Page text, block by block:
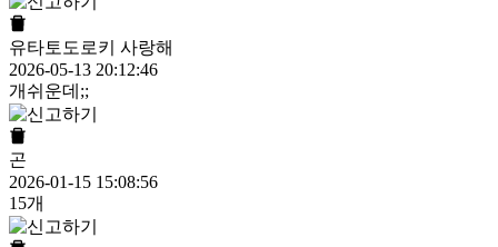
유타토도로키 사랑해
2026-05-13 20:12:46
개쉬운데;;
곤
2026-01-15 15:08:56
15개